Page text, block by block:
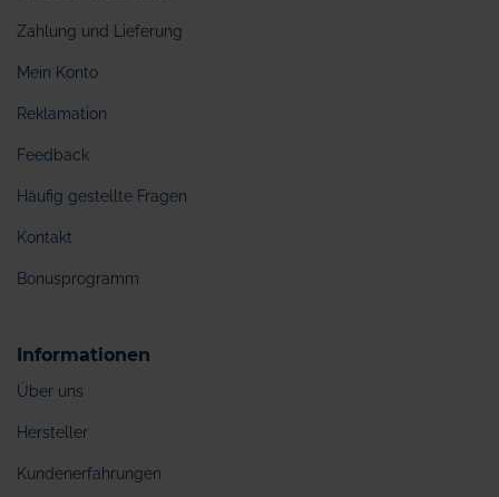
Zahlung und Lieferung
Mein Konto
Reklamation
Feedback
Häufig gestellte Fragen
Kontakt
Bonusprogramm
Informationen
Über uns
Hersteller
Kundenerfahrungen